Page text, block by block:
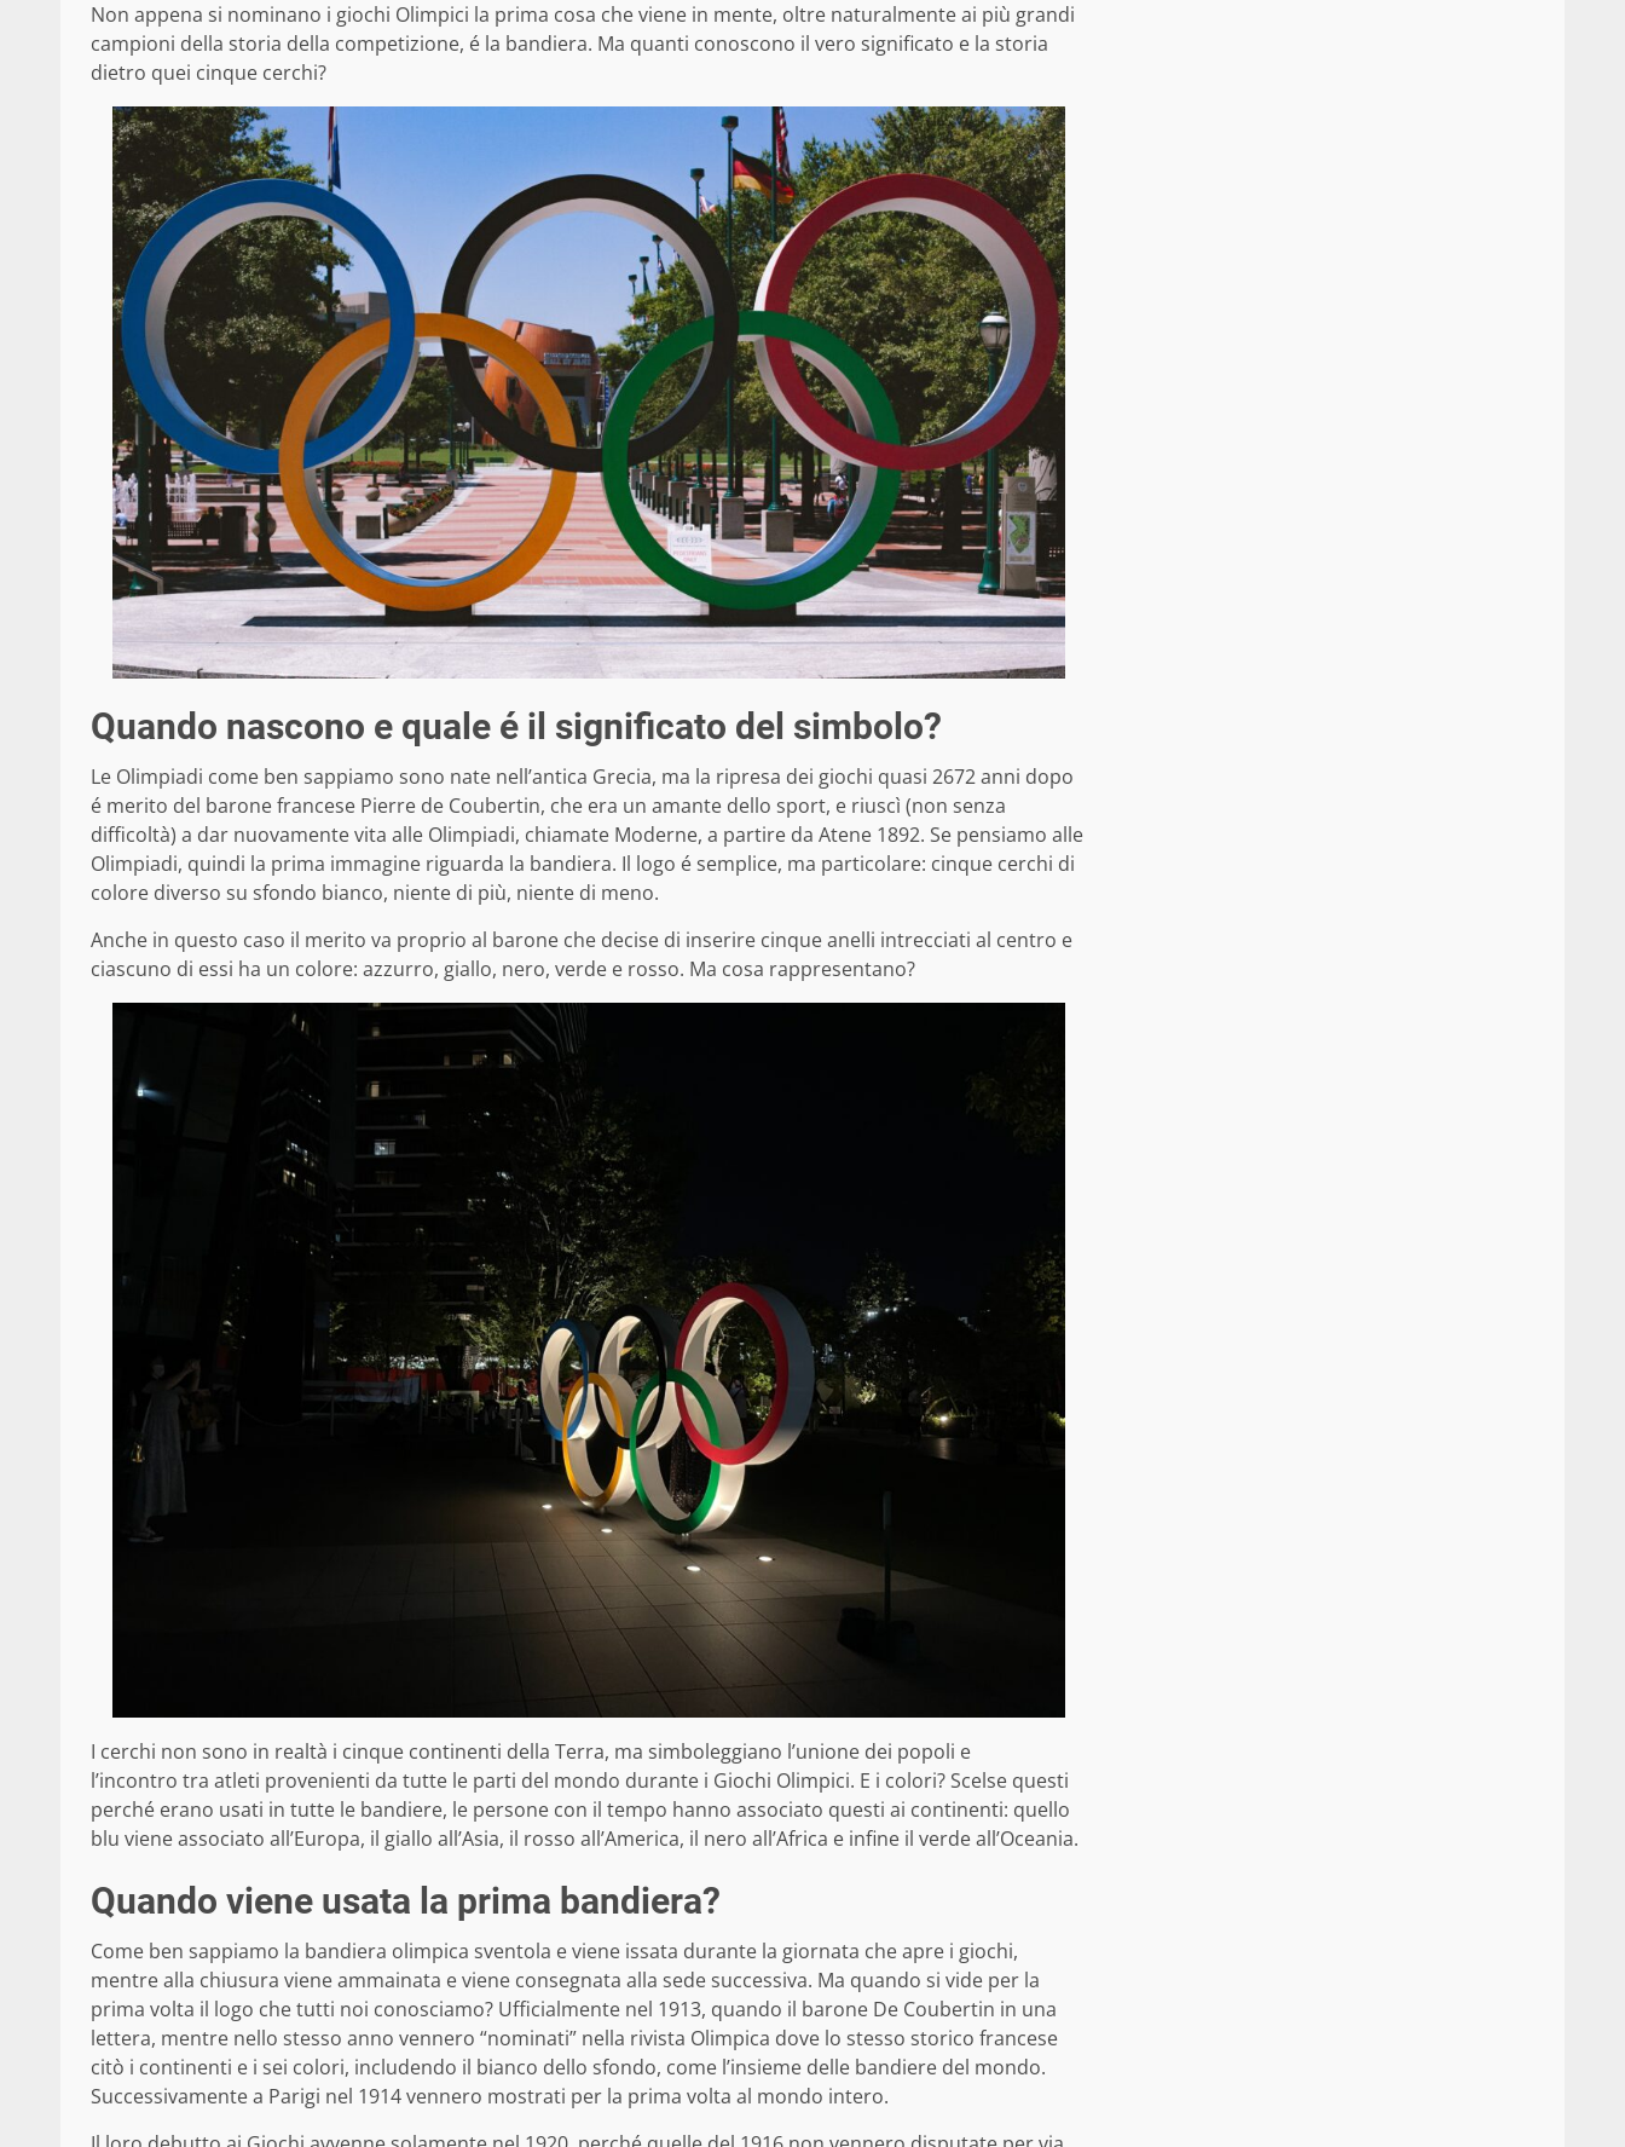
Non appena si nominano i giochi Olimpici la prima cosa che viene in mente, oltre naturalmente ai più grandi
campioni della storia della competizione, é la bandiera. Ma quanti conoscono il vero significato e la storia
dietro quei cinque cerchi?
Quando nascono e quale é il significato del simbolo?
Le Olimpiadi come ben sappiamo sono nate nell’antica Grecia, ma la ripresa dei giochi quasi 2672 anni dopo
é merito del barone francese Pierre de Coubertin, che era un amante dello sport, e riuscì (non senza
difficoltà) a dar nuovamente vita alle Olimpiadi, chiamate Moderne, a partire da Atene 1892. Se pensiamo alle
Olimpiadi, quindi la prima immagine riguarda la bandiera. Il logo é semplice, ma particolare: cinque cerchi di
colore diverso su sfondo bianco, niente di più, niente di meno.
Anche in questo caso il merito va proprio al barone che decise di inserire cinque anelli intrecciati al centro e
ciascuno di essi ha un colore: azzurro, giallo, nero, verde e rosso. Ma cosa rappresentano?
I cerchi non sono in realtà i cinque continenti della Terra, ma simboleggiano l’unione dei popoli e
l’incontro tra atleti provenienti da tutte le parti del mondo durante i Giochi Olimpici. E i colori? Scelse questi
perché erano usati in tutte le bandiere, le persone con il tempo hanno associato questi ai continenti: quello
blu viene associato all’Europa, il giallo all’Asia, il rosso all’America, il nero all’Africa e infine il verde all’Oceania.
Quando viene usata la prima bandiera?
Come ben sappiamo la bandiera olimpica sventola e viene issata durante la giornata che apre i giochi,
mentre alla chiusura viene ammainata e viene consegnata alla sede successiva. Ma quando si vide per la
prima volta il logo che tutti noi conosciamo? Ufficialmente nel 1913, quando il barone De Coubertin in una
lettera, mentre nello stesso anno vennero “nominati” nella rivista Olimpica dove lo stesso storico francese
citò i continenti e i sei colori, includendo il bianco dello sfondo, come l’insieme delle bandiere del mondo.
Successivamente a Parigi nel 1914 vennero mostrati per la prima volta al mondo intero.